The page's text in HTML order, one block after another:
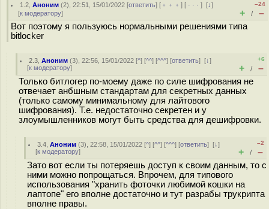
1.2 ,Аноним (2), 22:51, 15/01/2022 [ответить] [ ﹢﹢﹢] [ · · ·][↓]
[к модератору]
–24
+ / –
Вот поэтому я пользуюсь нормальными решениями типа
bitlocker
2.3 ,Аноним (3), 22:56, 15/01/2022 [^] [^^] [^^^] [ответить][↓]
[к модератору]
+6
+ / –
Только битлогер по-моему даже по силе шифрования не
отвечает анбшным стандартам для секретных данных
(только самому минимальному для лайтового
шифрования). Т.е. недостаточно секретен и у
злоумышленников могут быть средства для дешифровки.
3.4 ,Аноним (3), 22:58, 15/01/2022 [^] [^^] [^^^] [ответить][↓]
[к модератору]
–2
+ / –
Зато вот если ты потеряешь доступ к своим данным, то с
ними можно попрощаться. Впрочем, для типового
использования "хранить фоточки любимой кошки на
лаптопе" его вполне достаточно и тут разрабы трукрипта
вполне правы.